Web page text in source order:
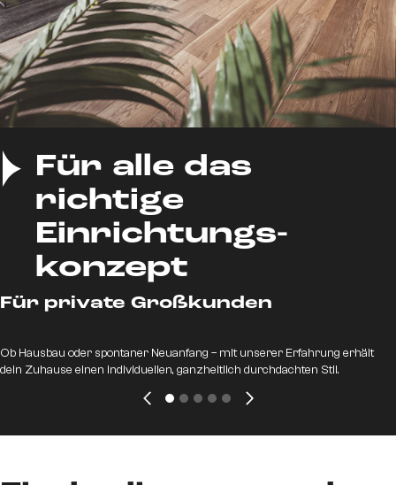
Für alle das
richtige
Einrichtungs-
konzept
Für private Großkunden
Ob Hausbau oder spontaner Neuanfang – mit unserer Erfahrung erhält
dein Zuhause einen individuellen, ganzheitlich durchdachten Stil.